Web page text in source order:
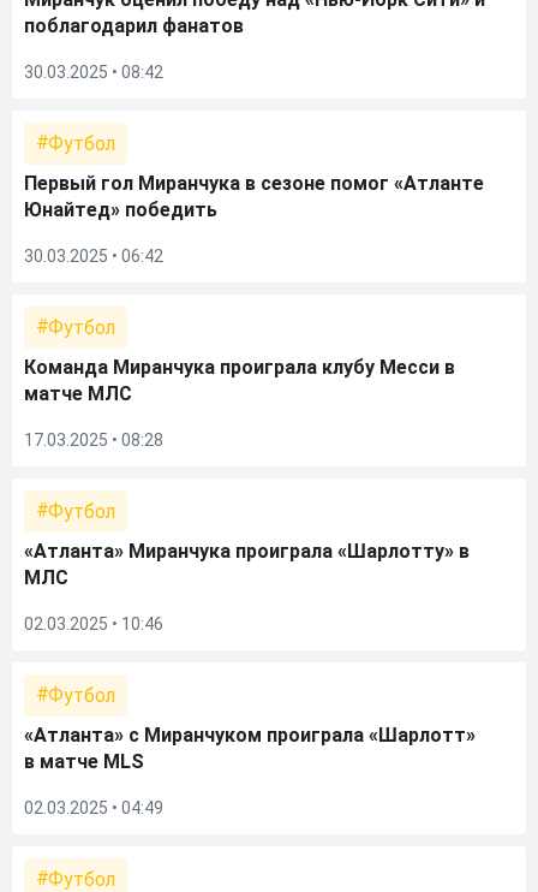
поблагодарил фанатов
30.03.2025 • 08:42
Футбол
Первый гол Миранчука в сезоне помог «Атланте
Юнайтед» победить
30.03.2025 • 06:42
Футбол
Команда Миранчука проиграла клубу Месси в
матче МЛС
17.03.2025 • 08:28
Футбол
«Атланта» Миранчука проиграла «Шарлотту» в
МЛС
02.03.2025 • 10:46
Футбол
«Атланта» с Миранчуком проиграла «Шарлотт»
в матче MLS
02.03.2025 • 04:49
Футбол